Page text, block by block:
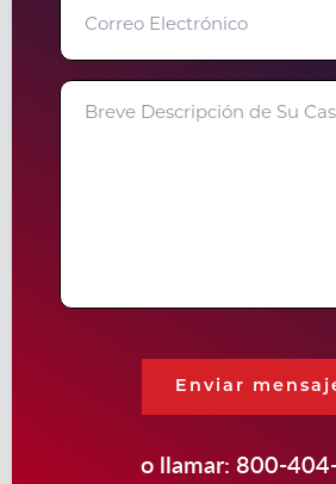
Electrónico
Breve
Descripción
Enviar
o llamar: 800-